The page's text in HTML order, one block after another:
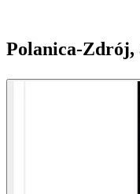
Polanica-Zdrój,